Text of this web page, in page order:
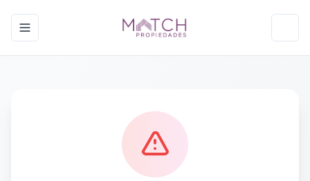
Toggle navigation menu